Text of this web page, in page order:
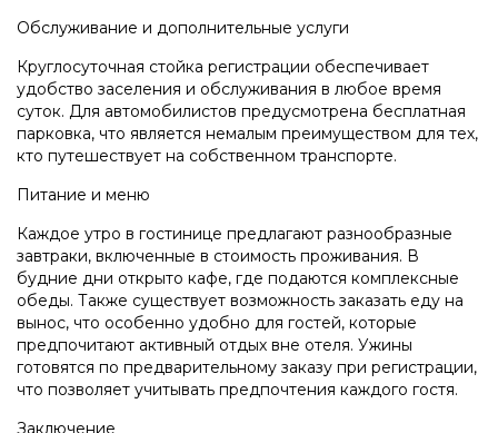
Обслуживание и дополнительные услуги
Круглосуточная стойка регистрации обеспечивает
удобство заселения и обслуживания в любое время
суток. Для автомобилистов предусмотрена бесплатная
парковка, что является немалым преимуществом для тех,
кто путешествует на собственном транспорте.
Питание и меню
Каждое утро в гостинице предлагают разнообразные
завтраки, включенные в стоимость проживания. В
будние дни открыто кафе, где подаются комплексные
обеды. Также существует возможность заказать еду на
вынос, что особенно удобно для гостей, которые
предпочитают активный отдых вне отеля. Ужины
готовятся по предварительному заказу при регистрации,
что позволяет учитывать предпочтения каждого гостя.
Заключение